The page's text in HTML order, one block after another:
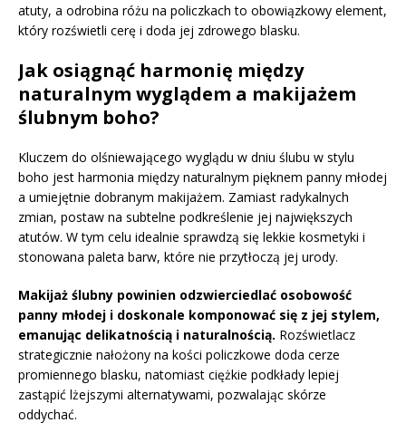
atuty, a odrobina różu na policzkach to obowiązkowy element,
który rozświetli cerę i doda jej zdrowego blasku.
Jak osiągnąć harmonię między
naturalnym wyglądem a makijażem
ślubnym boho?
Kluczem do olśniewającego wyglądu w dniu ślubu w stylu
boho jest harmonia między naturalnym pięknem panny młodej
a umiejętnie dobranym makijażem. Zamiast radykalnych
zmian, postaw na subtelne podkreślenie jej największych
atutów. W tym celu idealnie sprawdzą się lekkie kosmetyki i
stonowana paleta barw, które nie przytłoczą jej urody.
Makijaż ślubny powinien odzwierciedlać osobowość
panny młodej i doskonale komponować się z jej stylem,
emanując delikatnością i naturalnością. Rozświetlacz
strategicznie nałożony na kości policzkowe doda cerze
promiennego blasku, natomiast ciężkie podkłady lepiej
zastąpić lżejszymi alternatywami, pozwalając skórze
oddychać.